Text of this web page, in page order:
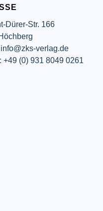
Dürer-Str. 166
verlag.de
+49 (0) 931 8049 0261